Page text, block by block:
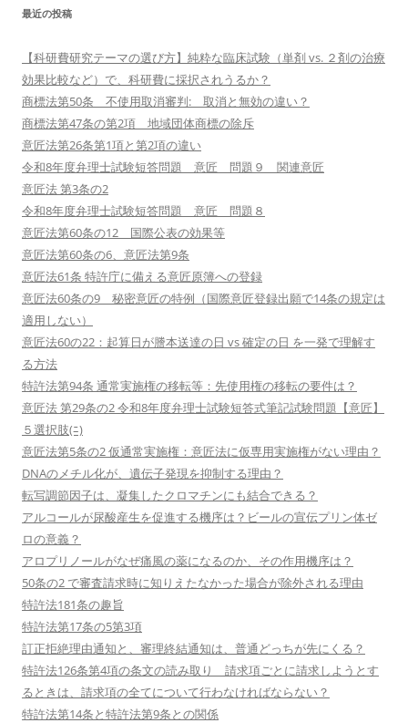
最近の投稿
【科研費研究テーマの選び方】純粋な臨床試験（単剤 vs. ２剤の治療
効果比較など）で、科研費に採択されうるか？
商標法第50条 不使用取消審判: 取消と無効の違い？
商標法第47条の第2項 地域団体商標の除斥
意匠法第26条第1項と第2項の違い
令和8年度弁理士試験短答問題 意匠 問題９ 関連意匠
意匠法 第3条の2
令和8年度弁理士試験短答問題 意匠 問題８
意匠法第60条の12 国際公表の効果等
意匠法第60条の6、意匠法第9条
意匠法61条 特許庁に備える意匠原簿への登録
意匠法60条の9 秘密意匠の特例（国際意匠登録出願で14条の規定は
適用しない）
意匠法60の22：起算日が謄本送達の日 vs 確定の日 を一発で理解す
る方法
特許法第94条 通常実施権の移転等：先使用権の移転の要件は？
意匠法 第29条の2 令和8年度弁理士試験短答式筆記試験問題【意匠】
５選択肢(ﾆ)
意匠法第5条の2 仮通常実施権：意匠法に仮専用実施権がない理由？
DNAのメチル化が、遺伝子発現を抑制する理由？
転写調節因子は、凝集したクロマチンにも結合できる？
アルコールが尿酸産生を促進する機序は？ビールの宣伝プリン体ゼ
ロの意義？
アロプリノールがなぜ痛風の薬になるのか、その作用機序は？
50条の2 で審査請求時に知りえたなかった場合が除外される理由
特許法181条の趣旨
特許法第17条の5第3項
訂正拒絶理由通知と、審理終結通知は、普通どっちが先にくる？
特許法126条第4項の条文の読み取り 請求項ごとに請求しようとす
るときは、請求項の全てについて行わなければならない？
特許法第14条と特許法第9条との関係